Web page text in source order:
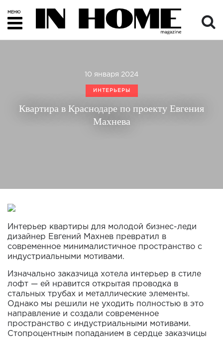
МЕНЮ
10 января 2024
ИНТЕРЬЕРЫ
Квартира в Краснодаре по проекту Евгения
Махнева
Интерьер квартиры для молодой бизнес-леди
дизайнер Евгений Махнев превратил в
современное минималистичное пространство с
индустриальными мотивами.
Изначально заказчица хотела интерьер в стиле
лофт — ей нравится открытая проводка в
стальных трубах и металлические элементы.
Однако мы решили не уходить полностью в это
направление и создали современное
пространство с индустриальными мотивами.
Стопроцентным попаданием в сердце заказчицы